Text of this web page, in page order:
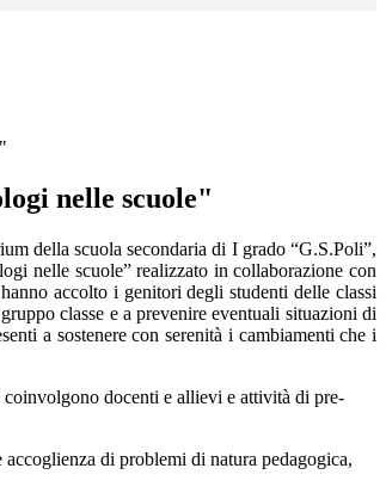
nelle scuole"
della scuola secondaria di I grado “G.S.Poli”,
nelle scuole” realizzato in collaborazione con
accolto i genitori degli studenti delle classi
classe e a prevenire eventuali situazioni di
a sostenere con serenità i cambiamenti che i
coinvolgono docenti e allievi e attività di pre-
di problemi di natura pedagogica,